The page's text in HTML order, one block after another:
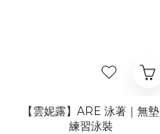
【雲妮露】ARE 泳著｜無墊
練習泳裝